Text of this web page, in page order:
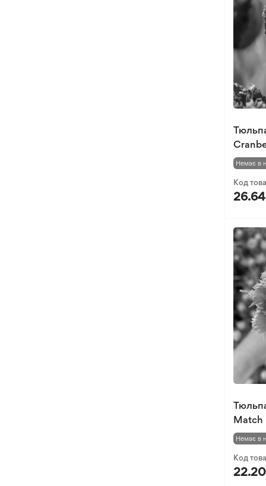
Немає в
Код
Match
Немає в
Код